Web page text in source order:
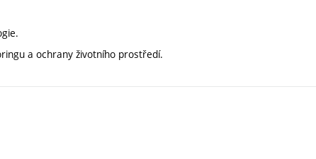
a ochrany životního prostředí.